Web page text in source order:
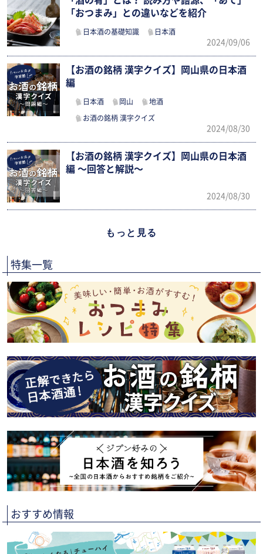
「おつまみ」との違いなどを紹介
日本酒の基礎知識 日本酒
2024/09/06
【お酒の銘柄 漢字クイズ】岡山県の日本酒
編
日本酒 岡山 地酒
お酒の銘柄 漢字クイズ
2024/08/30
【お酒の銘柄 漢字クイズ】岡山県の日本酒
編 〜回答と解説〜
2024/08/30
もっと見る
特集一覧
おすすめ情報